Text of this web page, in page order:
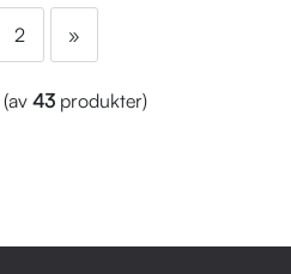
2 »
(av 43 produkter)